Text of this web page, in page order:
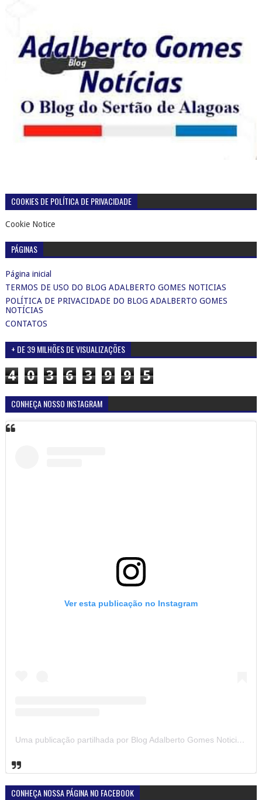
COOKIES DE POLÍTICA DE PRIVACIDADE
Cookie Notice
PÁGINAS
Página inicial
TERMOS DE USO DO BLOG ADALBERTO GOMES NOTICIAS
POLÍTICA DE PRIVACIDADE DO BLOG ADALBERTO GOMES
NOTÍCIAS
CONTATOS
+ DE 39 MILHÕES DE VISUALIZAÇÕES
4 0 3 6 3 9 9 5
CONHEÇA NOSSO INSTAGRAM
Ver esta publicação no Instagram
Uma publicação partilhada por Blog Adalberto Gomes Noticias (@blogadalbertogomesnoticiass)
CONHEÇA NOSSA PÁGINA NO FACEBOOK